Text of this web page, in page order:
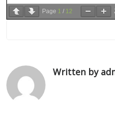
Page 1 / 12
Written by